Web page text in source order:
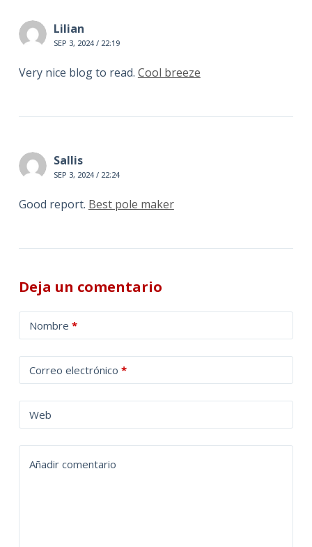
Lilian
SEP 3, 2024 / 22:19
Very nice blog to read. Cool breeze
Sallis
SEP 3, 2024 / 22:24
Good report. Best pole maker
Deja un comentario
Nombre *
Correo electrónico *
Web
Añadir comentario
l
t
a
t